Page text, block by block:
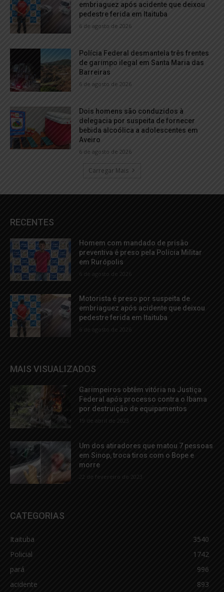
embriaguez após acidente que deixou
pedestre ferida em Itaituba
6 de agosto de 2026
Polícia Federal desmantela três frentes
de garimpo ilegal em Santa Maria das
Barreiras
6 de agosto de 2026
Dois homens são conduzidos à
delegacia por suspeita de fornecer
bebida alcoólica a adolescentes em
Aveiro
6 de agosto de 2026
Carregar Mais
RECENTES
Homem com mandado de prisão
preventiva é preso pela Polícia Militar
em Rurópolis
6 de agosto de 2026
Motorista é preso por suspeita de
embriaguez após acidente que deixou
pedestre ferida em Itaituba
6 de agosto de 2026
MAIS VISUALIZADOS
Garimpeiros obtêm vitória na Justiça
Federal após processo contra o Ibama
por destruição de equipamentos
19 de abril de 2023
Um dos atiradores que matou 7 pessoas
em Sinop, troca tiros com o Bope e
morre
22 de fevereiro de 2023
CATEGORIAS
Itaituba
3540
Policial
1742
pará
996
acidente
893